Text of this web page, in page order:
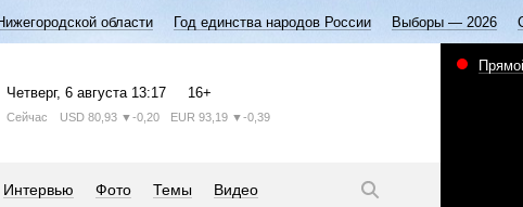
области Год единства народов России Выборы — 2026
Четверг, 6 августа 13:17 16+
Сейчас USD 80,93 ▼-0,20 EUR 93,19 ▼-0,39
Интервью Фото Темы Видео